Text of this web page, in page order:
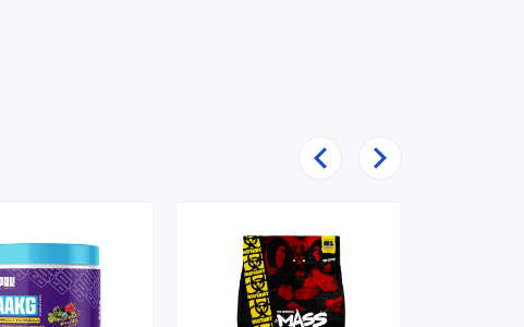
PoprzedniNastępny